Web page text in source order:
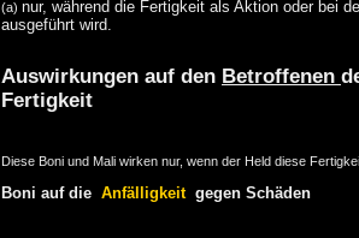
(a) nur, während die Fertigkeit als Aktion oder bei
ausgeführt wird.
Auswirkungen auf den Betroffenen
Fertigkeit
Diese Boni und Mali wirken nur, wenn der Held diese
Boni auf die Anfälligkeit gegen Schäden